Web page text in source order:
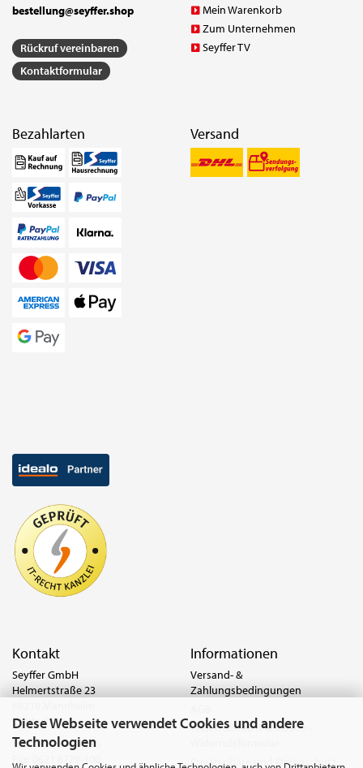
Diese Webseite verwendet Cookies und andere
Technologien
bestellung@seyffer.shop
Rückruf vereinbaren
Kontaktformular
Mein Warenkorb
Zum Unternehmen
Seyffer TV
Bezahlarten Versand
Kontakt
Seyffer GmbH
Helmertstraße 23
Deutschland
Tel.:0621 8779-555
Informationen
Versand- &
Zahlungsbedingungen
Widerrufsrecht & Muster-
Privatsphäre und Datenschutz